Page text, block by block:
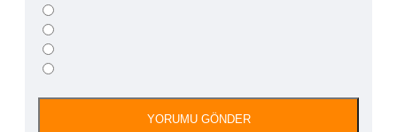
YORUMU GÖNDER